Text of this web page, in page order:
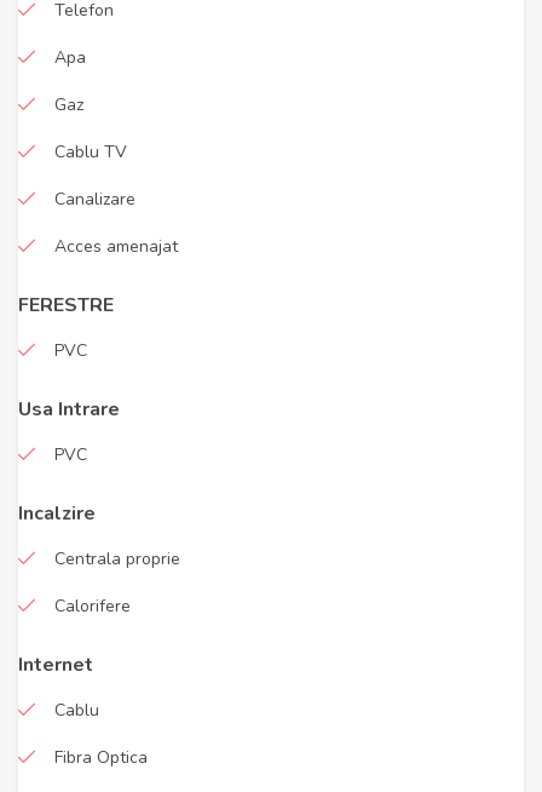
Telefon
Apa
Gaz
Cablu TV
Canalizare
Acces amenajat
FERESTRE
PVC
Usa Intrare
PVC
Incalzire
Centrala proprie
Calorifere
Internet
Cablu
Fibra Optica